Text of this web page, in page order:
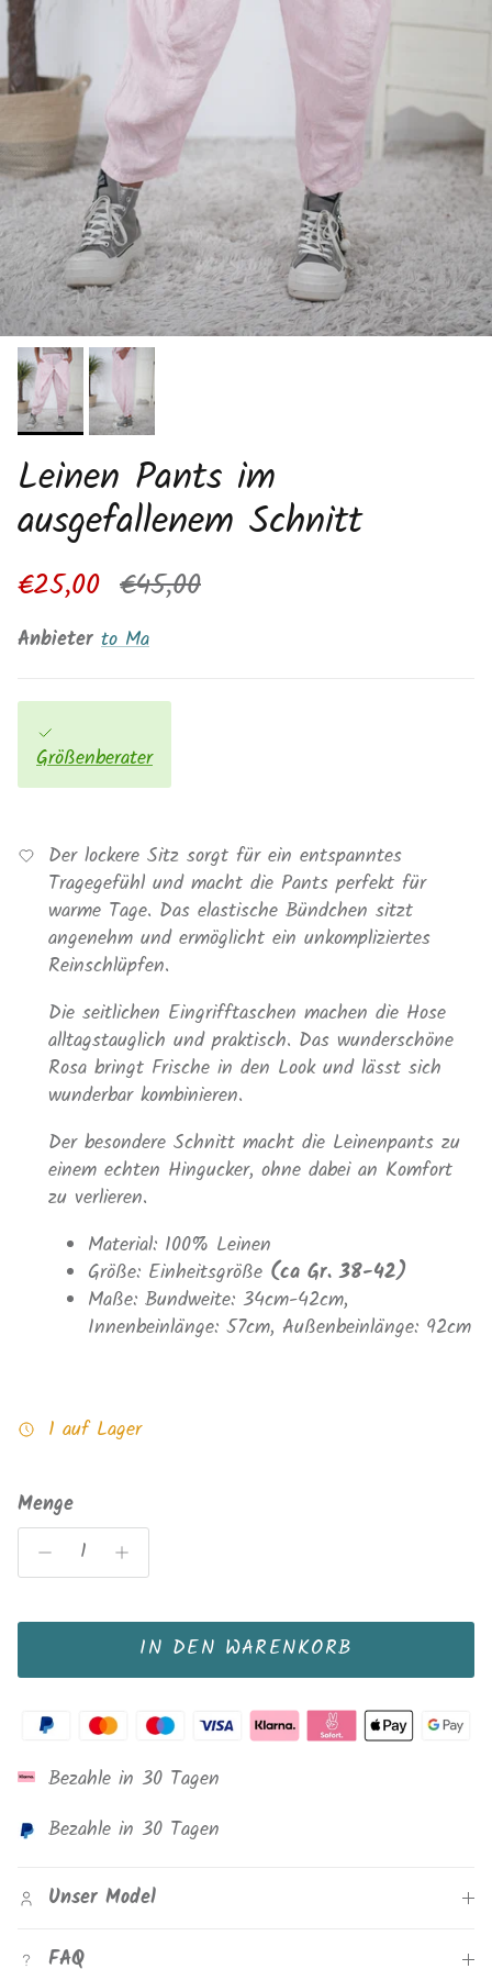
Leinen Pants im
ausgefallenem Schnitt
Verkaufspreis
€25,00 Normaler Preis
€45,00
Anbieter to Ma
Größenberater
Der lockere Sitz sorgt für ein entspanntes
Tragegefühl und macht die Pants perfekt für
warme Tage. Das elastische Bündchen sitzt
angenehm und ermöglicht ein unkompliziertes
Reinschlüpfen.
Die seitlichen Eingrifftaschen machen die Hose
alltagstauglich und praktisch. Das wunderschöne
Rosa bringt Frische in den Look und lässt sich
wunderbar kombinieren.
Der besondere Schnitt macht die Leinenpants zu
einem echten Hingucker, ohne dabei an Komfort
zu verlieren.
Material: 100% Leinen
Größe: Einheitsgröße (ca Gr. 38-42)
Maße: Bundweite: 34cm-42cm,
Innenbeinlänge: 57cm, Außenbeinlänge: 92cm
1 auf Lager
Menge
IN DEN WARENKORB
Bezahle in 30 Tagen
Bezahle in 30 Tagen
Unser Model
FAQ